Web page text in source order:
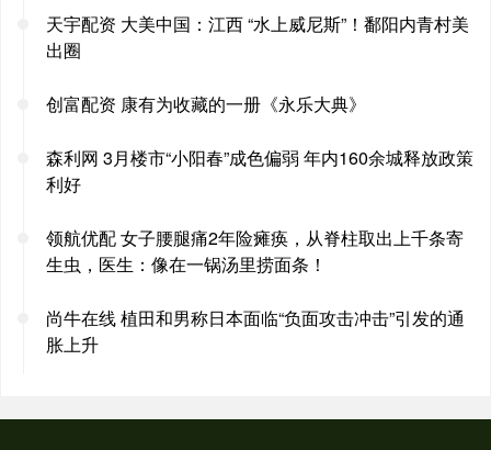
天宇配资 大美中国：江西 “水上威尼斯”！鄱阳内青村美
出圈
创富配资 康有为收藏的一册《永乐大典》
森利网 3月楼市“小阳春”成色偏弱 年内160余城释放政策
利好
领航优配 女子腰腿痛2年险瘫痪，从脊柱取出上千条寄
生虫，医生：像在一锅汤里捞面条！
尚牛在线 植田和男称日本面临“负面攻击冲击”引发的通
胀上升